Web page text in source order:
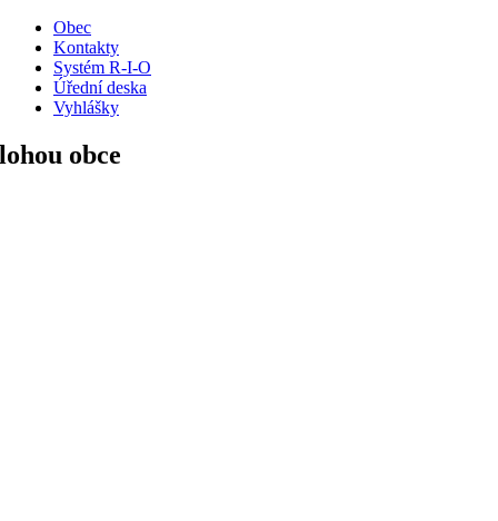
Obec
Kontakty
Systém R-I-O
Úřední deska
Vyhlášky